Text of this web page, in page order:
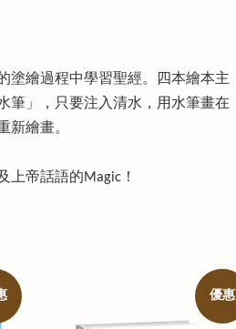
塗繪過程中學習聖經。四本繪本主
筆」，只要注入清水，用水筆畫在
新繪畫。
帝話語的Magic！
優惠